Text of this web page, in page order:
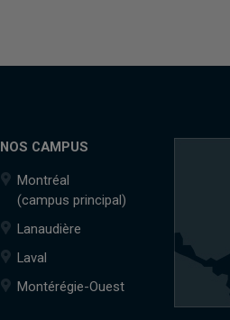
NOS CAMPUS
Montréal
(campus principal)
Lanaudière
Laval
Montérégie-Ouest